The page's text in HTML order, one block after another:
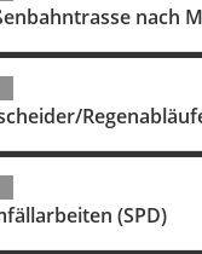
nach
(SPD)